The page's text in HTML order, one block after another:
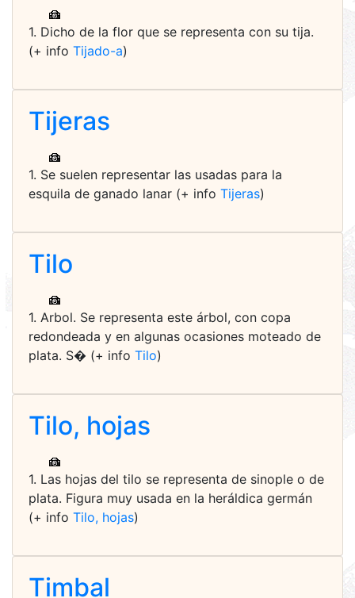
1. Dicho de la flor que se representa con su tija.
(+ info Tijado-a)
Tijeras
1. Se suelen representar las usadas para la
esquila de ganado lanar (+ info Tijeras)
Tilo
1. Arbol. Se representa este árbol, con copa
redondeada y en algunas ocasiones moteado de
plata. S� (+ info Tilo)
Tilo, hojas
1. Las hojas del tilo se representa de sinople o de
plata. Figura muy usada en la heráldica germán
(+ info Tilo, hojas)
Timbal